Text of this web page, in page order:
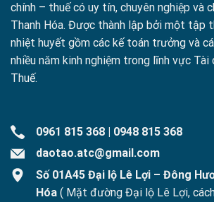
chính – thuế có uy tín, chuyên nghiệp và
Thanh Hóa. Được thành lập bởi một tập
nhiệt huyết gồm các kế toán trưởng và
nhiều năm kinh nghiệm trong lĩnh vực Tài
Thuế.
0961 815 368
0948 815 368
daotao.atc@gmail.com
Số 01A45 Đại lộ Lê Lợi – Đông
Hóa ( Mặt đường Đại lộ Lê Lợi,